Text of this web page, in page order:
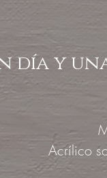
día y
Acrílico